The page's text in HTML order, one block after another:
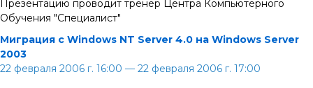
Презентацию проводит тренер Центра Компьютерного
Обучения "Специалист"
Миграция с Windows NT Server 4.0 на Windows Server
2003
22 февраля 2006 г. 16:00 — 22 февраля 2006 г. 17:00